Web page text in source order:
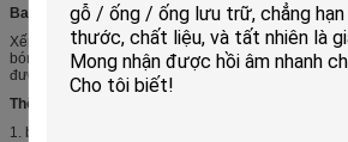
Bao bì và vận chuyển
Xếp khẩu tiêu chuẩn đóng gói phù hợp với biển.
bóng không khí gói, tiết kiệm chi phí vận chuyển, an
đường dài.
Thông tin yêu cầu từ khách hàng để có được báo
1. bản vẽ AUTOCAD hoặc bản vẽ dự thảo của nhà